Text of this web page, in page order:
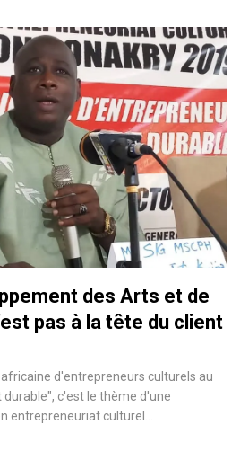
des Arts et de
pas à la tête du client
d'entrepreneurs culturels au
c'est le thème d'une
entrepreneuriat culturel